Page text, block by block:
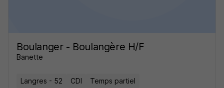
Boulanger - Boulangère H/F
Banette
Langres - 52 CDI Temps partiel